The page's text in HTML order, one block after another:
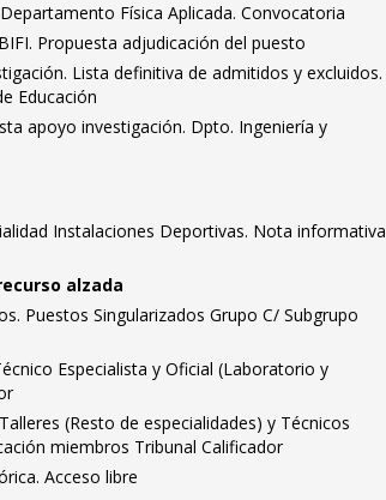
Física Aplicada. Convocatoria
Propuesta adjudicación del puesto
Lista definitiva de admitidos y excluidos.
Educación
apoyo investigación. Dpto. Ingeniería y
Instalaciones Deportivas. Nota informativa
alzada
Puestos Singularizados Grupo C/ Subgrupo
Especialista y Oficial (Laboratorio y
(Resto de especialidades) y Técnicos
miembros Tribunal Calificador
Acceso libre